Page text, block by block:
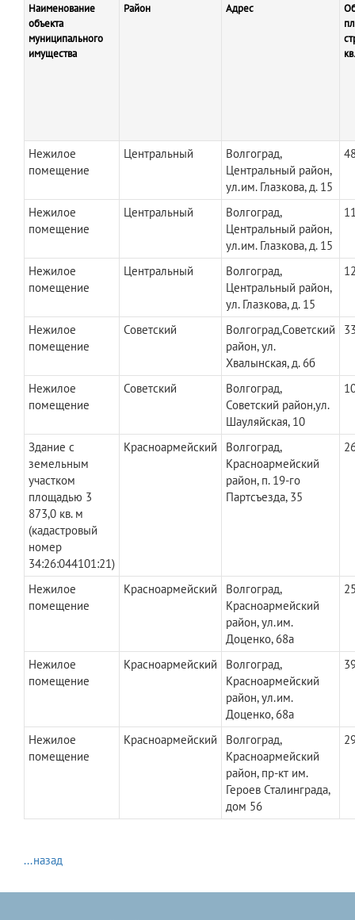
Наименование
объекта
муниципального
имущества
Район Адрес
Нежилое
помещение
Центральный
Волгоград,
Центральный район,
ул.им. Глазкова, д. 15
Нежилое
помещение
Центральный
Волгоград,
Центральный район,
ул.им. Глазкова, д. 15
Нежилое
помещение
Центральный
Волгоград,
Центральный район,
ул. Глазкова, д. 15
Нежилое
помещение
Советский
Волгоград,Советский
район, ул.
Хвалынская, д. 6б
Нежилое
помещение
Советский
Волгоград,
Советский район,ул.
Шауляйская, 10
Здание с
земельным
участком
площадью 3
873,0 кв. м
(кадастровый
номер
34:26:044101:21)
Красноармейский
Волгоград,
Красноармейский
район, п. 19-го
Партсъезда, 35
Нежилое
помещение
Красноармейский
Волгоград,
Красноармейский
район, ул.им.
Доценко, 68а
Нежилое
помещение
Красноармейский
Волгоград,
Красноармейский
район, ул.им.
Доценко, 68а
Нежилое
помещение
Красноармейский
Волгоград,
Красноармейский
район, пр-кт им.
Героев Сталинграда,
дом 56
...назад